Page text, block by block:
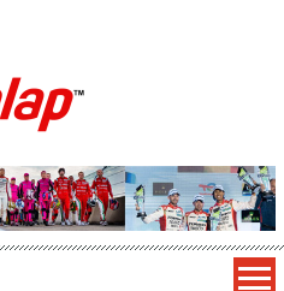
| Informasi Balap
LMP2 F1 dll